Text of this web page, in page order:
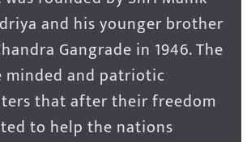
and his younger brother
Gangrade in 1946. The
minded and patriotic
that after their freedom
to help the nations